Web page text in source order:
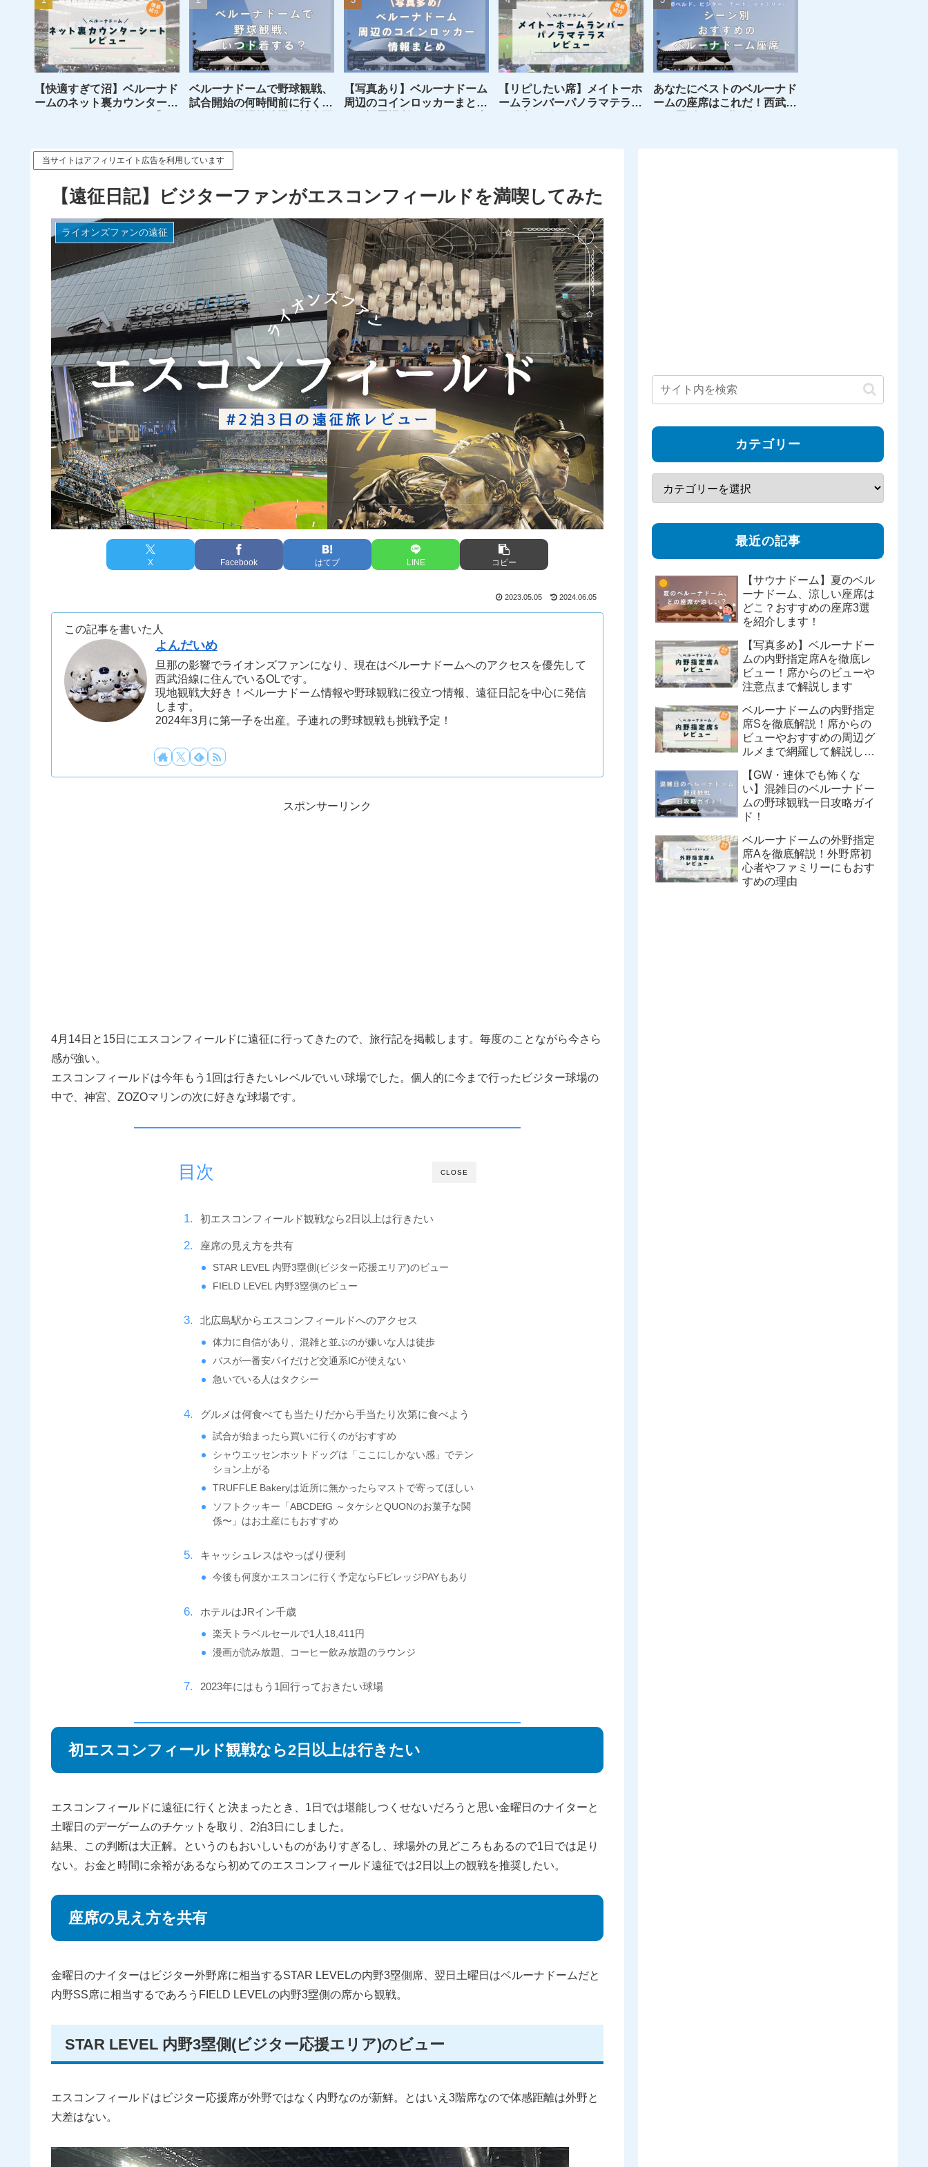
【快適すぎて沼】ベルーナド
ームのネット裏カウンターシ
ベルーナドームで野球観戦、
試合開始の何時間前に行くの
【写真あり】ベルーナドーム
周辺のコインロッカーまと
【リピしたい席】メイトーホ
ームランバーパノラマテラス
あなたにベストのベルーナド
ームの座席はこれだ！西武フ
当サイトはアフィリエイト広告を利用しています
【遠征日記】ビジターファンがエスコンフィールドを満喫してみた
ライオンズファンの遠征
X Facebook はてブ LINE コピー
2023.05.05 2024.06.05
この記事を書いた人
よんだいめ
旦那の影響でライオンズファンになり、現在はベルーナドームへのアクセスを優先して
西武沿線に住んでいるOLです。
現地観戦大好き！ベルーナドーム情報や野球観戦に役立つ情報、遠征日記を中心に発信
します。
2024年3月に第一子を出産。子連れの野球観戦も挑戦予定！
スポンサーリンク
4月14日と15日にエスコンフィールドに遠征に行ってきたので、旅行記を掲載します。毎度のことながら今さら
感が強い。
エスコンフィールドは今年もう1回は行きたいレベルでいい球場でした。個人的に今まで行ったビジター球場の
中で、神宮、ZOZOマリンの次に好きな球場です。
CLOSE
目次
初エスコンフィールド観戦なら2日以上は行きたい
座席の見え方を共有
STAR LEVEL 内野3塁側(ビジター応援エリア)のビュー
FIELD LEVEL 内野3塁側のビュー
北広島駅からエスコンフィールドへのアクセス
体力に自信があり、混雑と並ぶのが嫌いな人は徒歩
バスが一番安パイだけど交通系ICが使えない
急いでいる人はタクシー
グルメは何食べても当たりだから手当たり次第に食べよう
試合が始まったら買いに行くのがおすすめ
シャウエッセンホットドッグは「ここにしかない感」でテン
ション上がる
TRUFFLE Bakeryは近所に無かったらマストで寄ってほしい
ソフトクッキー「ABCDEfG ～タケシとQUONのお菓子な関
係〜」はお土産にもおすすめ
キャッシュレスはやっぱり便利
今後も何度かエスコンに行く予定ならFビレッジPAYもあり
ホテルはJRイン千歳
楽天トラベルセールで1人18,411円
漫画が読み放題、コーヒー飲み放題のラウンジ
2023年にはもう1回行っておきたい球場
初エスコンフィールド観戦なら2日以上は行きたい
エスコンフィールドに遠征に行くと決まったとき、1日では堪能しつくせないだろうと思い金曜日のナイターと
土曜日のデーゲームのチケットを取り、2泊3日にしました。
結果、この判断は大正解。というのもおいしいものがありすぎるし、球場外の見どころもあるので1日では足り
ない。お金と時間に余裕があるなら初めてのエスコンフィールド遠征では2日以上の観戦を推奨したい。
座席の見え方を共有
金曜日のナイターはビジター外野席に相当するSTAR LEVELの内野3塁側席、翌日土曜日はベルーナドームだと
内野SS席に相当するであろうFIELD LEVELの内野3塁側の席から観戦。
STAR LEVEL 内野3塁側(ビジター応援エリア)のビュー
エスコンフィールドはビジター応援席が外野ではなく内野なのが新鮮。とはいえ3階席なので体感距離は外野と
大差はない。
カテゴリー
最近の記事
【サウナドーム】夏のベル
ーナドーム、涼しい座席は
どこ？おすすめの座席3選
を紹介します！
【写真多め】ベルーナドー
ムの内野指定席Aを徹底レ
ビュー！席からのビューや
注意点まで解説します
ベルーナドームの内野指定
席Sを徹底解説！席からの
ビューやおすすめの周辺グ
ルメまで網羅して解説しま
【GW・連休でも怖くな
い】混雑日のベルーナドー
ムの野球観戦一日攻略ガイ
ド！
ベルーナドームの外野指定
席Aを徹底解説！外野席初
心者やファミリーにもおす
すめの理由